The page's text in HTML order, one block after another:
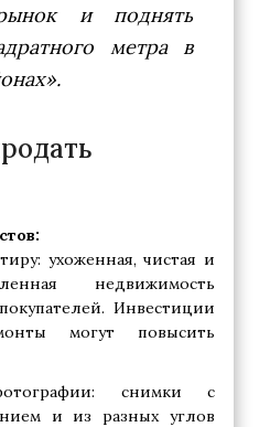
рынок и поднять
метра в
ухоженная, чистая и
недвижимость
Инвестиции
могут повысить
снимки с
и из разных углов